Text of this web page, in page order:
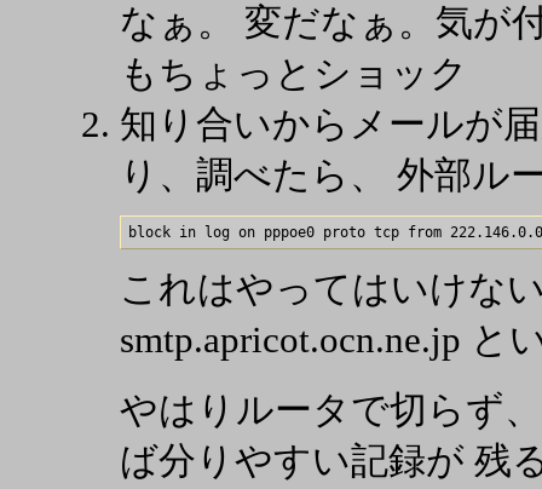
なぁ。 変だなぁ。気が
もちょっとショック
知り合いからメールが
り、調べたら、 外部ル
これはやってはいけな
smtp.apricot.ocn.ne.jp
やはりルータで切らず
ば分りやすい記録が 残